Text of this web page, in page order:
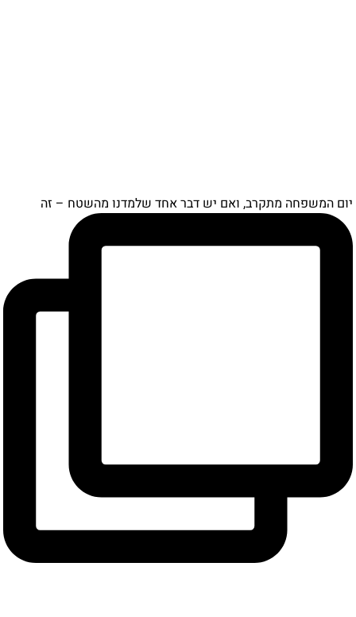
יום המשפחה מתקרב, ואם יש דבר אחד שלמדנו מהשטח – זה